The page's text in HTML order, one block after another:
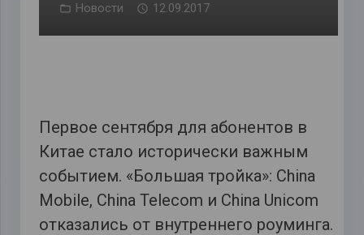
Новости 12.09.2017
Первое сентября для абонентов в
Китае стало исторически важным
событием. «Большая тройка»: China
Mobile, China Telecom и China Unicom
отказались от внутреннего роуминга.